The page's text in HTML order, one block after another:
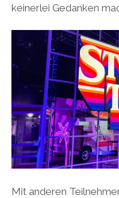
keinerlei Gedanken
Mit anderen